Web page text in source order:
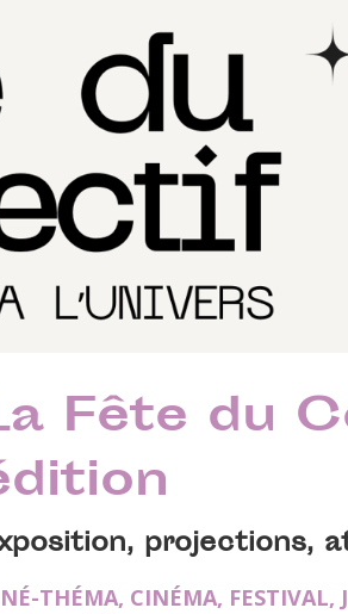
Fête du
projections,
THÉMA, CINÉMA, FESTIVAL,